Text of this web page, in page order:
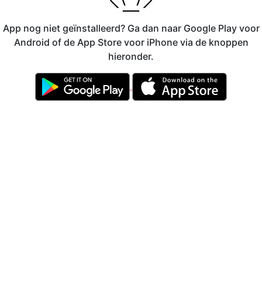
App nog niet geïnstalleerd? Ga dan naar Google Play voor
Android of de App Store voor iPhone via de knoppen
hieronder.